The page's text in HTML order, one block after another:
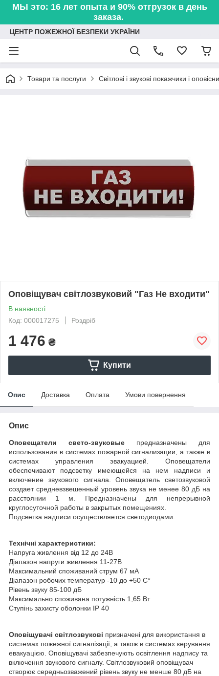
МЫ это: 16 лет опыта и 90% отгрузок в день
заказа.
ЦЕНТР ПОЖЕЖНОЇ БЕЗПЕКИ УКРАЇНИ
Товари та послуги Світлові і звукові покажчики і
Оповіщувач світлозвуковий "Газ Не входити"
В наявності
Код: 000017275
Роздріб
1 476 ₴
Купити
Опис Доставка Оплата Умови повернення
Опис
Оповещатели свето-звуковые предназначены для
использования в системах пожарной сигнализации, а также в
системах управления эвакуацией. Оповещатели
обеспечивают подсветку имеющейся на нем надписи и
включение звукового сигнала. Оповещатель светозвуковой
создает средневзвешенный уровень звука не менее 80 дБ на
расстоянии 1 м. Предназначены для непрерывной
круглосуточной работы в закрытых помещениях.
Подсветка надписи осуществляется светодиодами.
Технічні характеристики:
Напруга живлення від 12 до 24В
Діапазон напруги живлення 11-27В
Максимальний споживаний струм 67 мА
Діапазон робочих температур -10 до +50 С*
Рівень звуку 85-100 дБ
Максимально споживана потужність 1,65 Вт
Ступінь захисту оболонки IP 40
Оповіщувачі світлозвукові призначені для використання в
системах пожежної сигналізації, а також в системах керування
евакуацією. Оповіщувачі забезпечують освітлення надпису та
включення звукового сигналу. Світлозвуковий оповіщувач
створює середньозважений рівень звуку не менше 80 дБ на